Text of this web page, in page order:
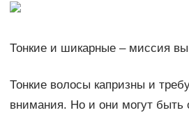
Тонкие и шикарные – миссия
Тонкие волосы капризны и
внимания. Но и они могут быть